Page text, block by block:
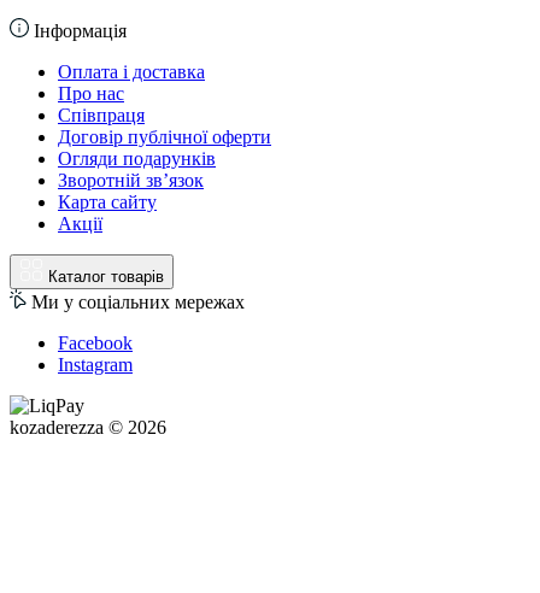
Інформація
Оплата і доставка
Про нас
Співпраця
Договір публічної оферти
Огляди подарунків
Зворотній зв’язок
Карта сайту
Акції
Каталог товарів
Ми у соціальних мережах
Facebook
Instagram
kozaderezza © 2026